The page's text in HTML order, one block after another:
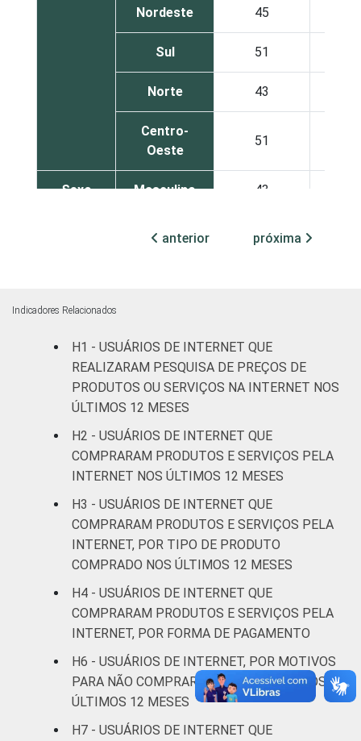
Nordeste 45
Sul 51
Norte 43
Centro-
Oeste
51
Sexo Masculino 43
Feminino
Fundamental 43
Médio 45
Faixa
etária
De 10 a 15
anos
35
De 16 a 24
anos
42
anos
47
De 35 a 44
anos
De 45 a 59
anterior próxima
Indicadores Relacionados
H1 - USUÁRIOS DE INTERNET QUE
REALIZARAM PESQUISA DE PREÇOS DE
PRODUTOS OU SERVIÇOS NA INTERNET NOS
ÚLTIMOS 12 MESES
H2 - USUÁRIOS DE INTERNET QUE
COMPRARAM PRODUTOS E SERVIÇOS PELA
INTERNET NOS ÚLTIMOS 12 MESES
H3 - USUÁRIOS DE INTERNET QUE
COMPRARAM PRODUTOS E SERVIÇOS PELA
INTERNET, POR TIPO DE PRODUTO
COMPRADO NOS ÚLTIMOS 12 MESES
H4 - USUÁRIOS DE INTERNET QUE
COMPRARAM PRODUTOS E SERVIÇOS PELA
INTERNET, POR FORMA DE PAGAMENTO
H6 - USUÁRIOS DE INTERNET, POR MOTIVOS
PARA NÃO COMPRAR PELA INTERNET NOS
ÚLTIMOS 12 MESES
H7 - USUÁRIOS DE INTERNET QUE